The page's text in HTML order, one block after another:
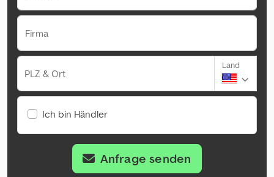
Firma
PLZ & Ort
Land
Ich bin Händler
Anfrage senden